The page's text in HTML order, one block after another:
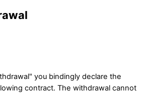
you bindingly declare the
contract. The withdrawal cannot